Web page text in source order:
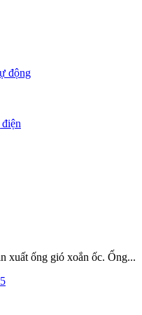
động
xuất ống gió xoắn ốc. Ống...